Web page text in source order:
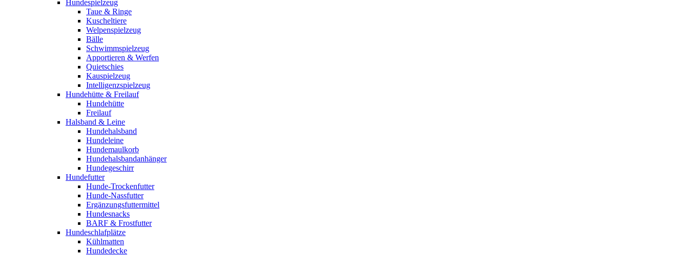
Hundespielzeug
Taue & Ringe
Kuscheltiere
Welpenspielzeug
Bälle
Schwimmspielzeug
Apportieren & Werfen
Quietschies
Kauspielzeug
Intelligenzspielzeug
Hundehütte & Freilauf
Hundehütte
Freilauf
Halsband & Leine
Hundehalsband
Hundeleine
Hundemaulkorb
Hundehalsbandanhänger
Hundegeschirr
Hundefutter
Hunde-Trockenfutter
Hunde-Nassfutter
Ergänzungsfuttermittel
Hundesnacks
BARF & Frostfutter
Hundeschlafplätze
Kühlmatten
Hundedecke